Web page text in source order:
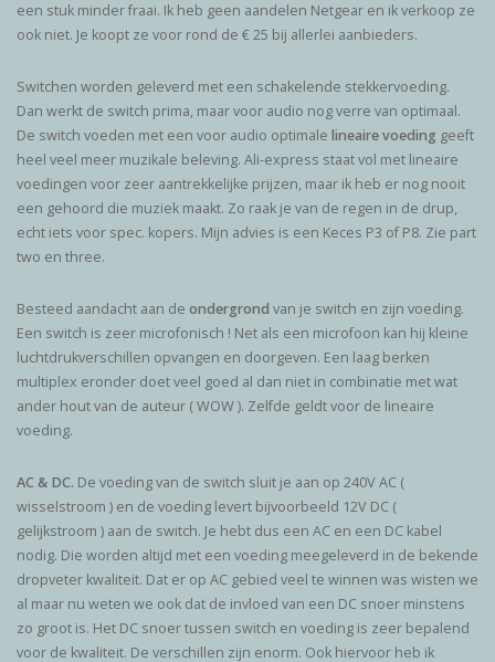
een stuk minder fraai. Ik heb geen aandelen Netgear en ik verkoop ze
ook niet. Je koopt ze voor rond de € 25 bij allerlei aanbieders.
Switchen worden geleverd met een schakelende stekkervoeding.
Dan werkt de switch prima, maar voor audio nog verre van optimaal.
De switch voeden met een voor audio optimale lineaire voeding geeft
heel veel meer muzikale beleving. Ali-express staat vol met lineaire
voedingen voor zeer aantrekkelijke prijzen, maar ik heb er nog nooit
een gehoord die muziek maakt. Zo raak je van de regen in de drup,
echt iets voor spec. kopers. Mijn advies is een Keces P3 of P8. Zie part
two en three.
Besteed aandacht aan de ondergrond van je switch en zijn voeding.
Een switch is zeer microfonisch ! Net als een microfoon kan hij kleine
luchtdrukverschillen opvangen en doorgeven. Een laag berken
multiplex eronder doet veel goed al dan niet in combinatie met wat
ander hout van de auteur ( WOW ). Zelfde geldt voor de lineaire
voeding.
AC & DC. De voeding van de switch sluit je aan op 240V AC (
wisselstroom ) en de voeding levert bijvoorbeeld 12V DC (
gelijkstroom ) aan de switch. Je hebt dus een AC en een DC kabel
nodig. Die worden altijd met een voeding meegeleverd in de bekende
dropveter kwaliteit. Dat er op AC gebied veel te winnen was wisten we
al maar nu weten we ook dat de invloed van een DC snoer minstens
zo groot is. Het DC snoer tussen switch en voeding is zeer bepalend
voor de kwaliteit. De verschillen zijn enorm. Ook hiervoor heb ik